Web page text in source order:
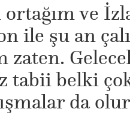
ortağım ve
ile şu an
tabii belki
da